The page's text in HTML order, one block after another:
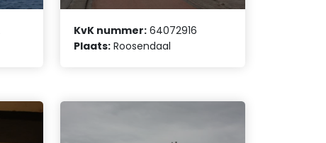
KvK nummer: 64072916
Plaats: Roosendaal